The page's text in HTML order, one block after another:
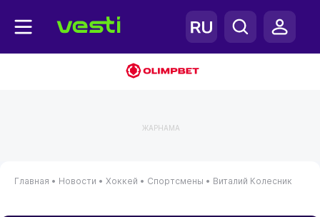
ЖАРНАМА
Главная • Новости • Хоккей • Спортсмены • Виталий Колесник